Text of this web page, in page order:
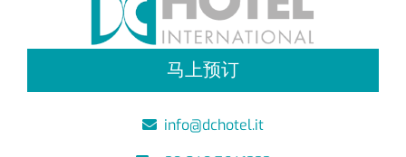
马上预订
info@dchotel.it